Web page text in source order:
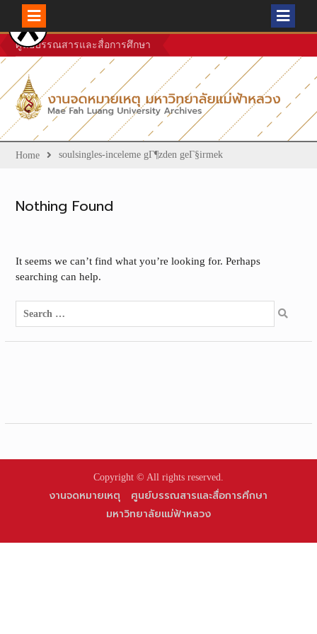
Skip
to
content
ศูนย์บรรณสารและสื่อการศึกษา
Home soulsingles-inceleme gГ¶zden geГ§irmek
Nothing Found
It seems we can’t find what you’re looking for. Perhaps
searching can help.
Search
for:
Copyright © All rights reserved.
งานจดหมายเหตุ
ศูนย์บรรณสารและสื่อการศึกษา
มหาวิทยาลัยแม่ฟ้าหลวง